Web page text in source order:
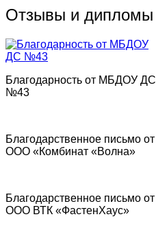
Отзывы и дипломы
Благодарность от МБДОУ ДС
№43
Благодарственное письмо от
ООО «Комбинат «Волна»
Благодарственное письмо от
ООО ВТК «ФастенХаус»